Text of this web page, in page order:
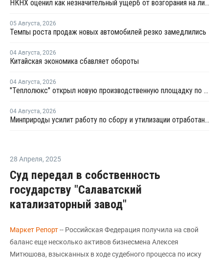
НКНХ оценил как незначительный ущерб от возгорания на линии полистирола
05 Августа, 2026
Темпы роста продаж новых автомобилей резко замедлились
04 Августа, 2026
Китайская экономика сбавляет обороты
04 Августа, 2026
"Теплолюкс" открыл новую производственную площадку по выпуску инженерных систем
04 Августа, 2026
Минприроды усилит работу по сбору и утилизации отработанных шин
28 Апреля, 2025
Суд передал в собственность
государству "Салаватский
катализаторный завод"
Маркет Репорт-- Российская Федерация получила на свой
баланс еще несколько активов бизнесмена Алексея
Митюшова, взысканных в ходе судебного процесса по иску